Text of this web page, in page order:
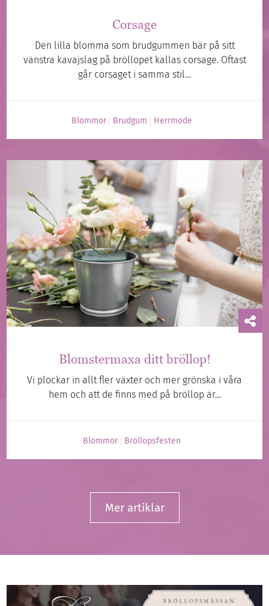
Corsage
Den lilla blomma som brudgummen bär på sitt
vänstra kavajslag på bröllopet kallas corsage. Oftast
går corsaget i samma stil…
Blommor Brudgum Herrmode
Blomstermaxa ditt bröllop!
Vi plockar in allt fler växter och mer grönska i våra
hem och att de finns med på bröllop är…
Blommor Bröllopsfesten
Mer artiklar